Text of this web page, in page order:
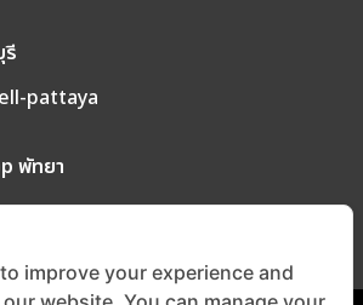
pattaya
พัทยา
improve your experience and